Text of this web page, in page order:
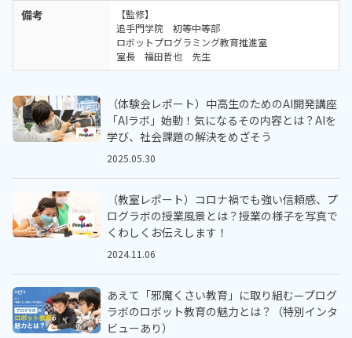
備考
【監修】
追手門学院 初等中等部
ロボットプログラミング教育推進室
室長 福田哲也 先生
（体験会レポート）中高生のためのAI開発講座
「AIラボ」始動！気になるその内容とは？AIを
学び、社会課題の解決をめざそう
2025.05.30
（教室レポート）コロナ禍でも強い信頼感、プ
ログラボの授業風景とは？授業の様子を写真で
くわしくお伝えします！
2024.11.06
あえて「邪魔くさい教育」に取り組む—プログ
ラボのロボット教育の魅力とは？（特別インタ
ビューあり）